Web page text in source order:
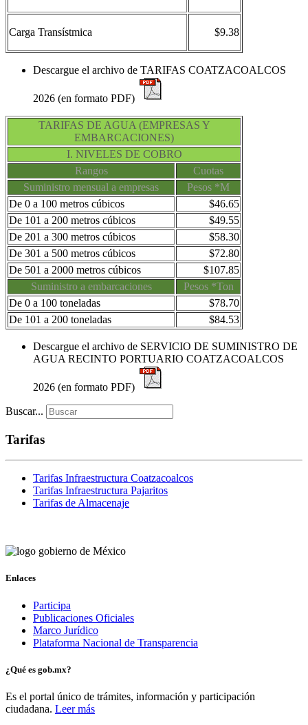
Carga Transístmica $9.38
Descargue el archivo de TARIFAS COATZACOALCOS
2026 (en formato PDF)
TARIFAS DE AGUA (EMPRESAS Y
EMBARCACIONES)
I. NIVELES DE COBRO
Rangos
Cuotas
Suministro mensual a empresas
Pesos *M
De 0 a 100 metros cúbicos
$46.65
De 101 a 200 metros cúbicos
$49.55
De 201 a 300 metros cúbicos
$58.30
De 301 a 500 metros cúbicos
$72.80
De 501 a 2000 metros cúbicos
$107.85
Suministro a embarcaciones
Pesos *Ton
De 0 a 100 toneladas
$78.70
De 101 a 200 toneladas
$84.53
Descargue el archivo de SERVICIO DE SUMINISTRO DE
AGUA RECINTO PORTUARIO COATZACOALCOS
2026 (en formato PDF)
Buscar...
Tarifas
Tarifas Infraestructura Coatzacoalcos
Tarifas Infraestructura Pajaritos
Tarifas de Almacenaje
Enlaces
Participa
Publicaciones Oficiales
Marco Jurídico
Plataforma Nacional de Transparencia
¿Qué es gob.mx?
Es el portal único de trámites, información y participación
ciudadana. Leer más